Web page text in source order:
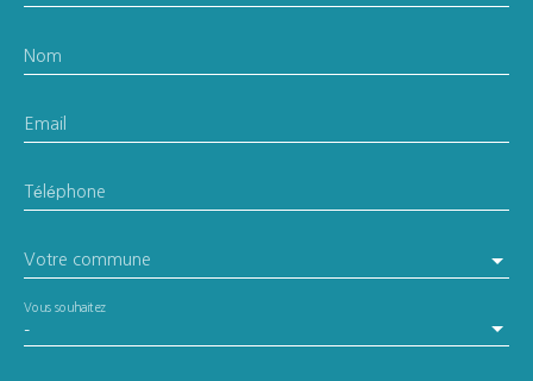
Nom
Email
Téléphone
Votre commune
-
Vous souhaitez